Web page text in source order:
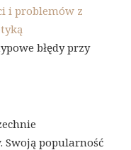
i problemów z
błędy przy
popularność